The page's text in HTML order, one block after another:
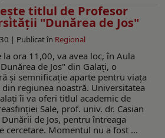
titlul de Profesor
"Dunărea de Jos"
| Publicat în Regional
ora 11,00, va avea loc, în Aula
de Jos" din Galaţi, o
şi semnificaţie aparte pentru viaţa
regiunea noastră. Universitatea
îi va oferi titlul academic de
Sale, prof. univ. dr. Casian
de Jos, pentru întreaga
cercetare. Momentul nu a fost ...